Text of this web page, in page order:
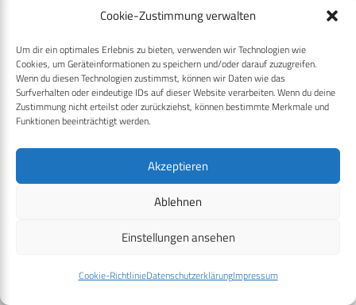
Cookie-Zustimmung verwalten
Um dir ein optimales Erlebnis zu bieten, verwenden wir Technologien wie
Cookies, um Geräteinformationen zu speichern und/oder darauf zuzugreifen.
Wenn du diesen Technologien zustimmst, können wir Daten wie das
Surfverhalten oder eindeutige IDs auf dieser Website verarbeiten. Wenn du deine
Zustimmung nicht erteilst oder zurückziehst, können bestimmte Merkmale und
Funktionen beeinträchtigt werden.
Akzeptieren
Ablehnen
Einstellungen ansehen
Cookie-RichtlinieDatenschutzerklärungImpressum
53340 Meckenheim